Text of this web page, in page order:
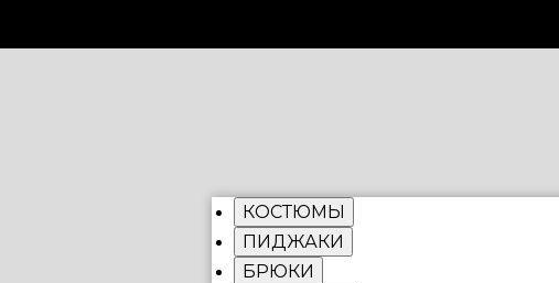
КОСТЮМЫ
ПИДЖАКИ
БРЮКИ